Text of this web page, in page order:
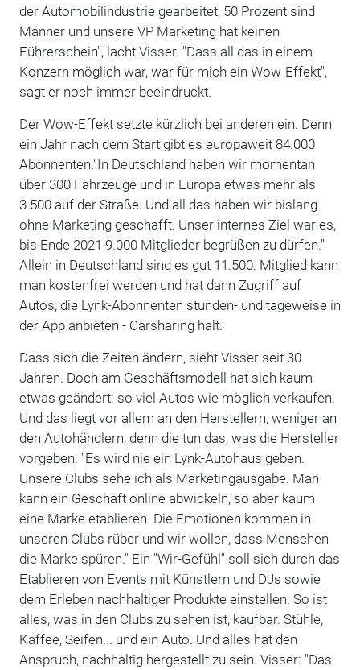
der Automobilindustrie gearbeitet, 50 Prozent sind
Männer und unsere VP Marketing hat keinen
Führerschein", lacht Visser. "Dass all das in einem
Konzern möglich war, war für mich ein Wow-Effekt",
sagt er noch immer beeindruckt.
Der Wow-Effekt setzte kürzlich bei anderen ein. Denn
ein Jahr nach dem Start gibt es europaweit 84.000
Abonnenten."In Deutschland haben wir momentan
über 300 Fahrzeuge und in Europa etwas mehr als
3.500 auf der Straße. Und all das haben wir bislang
ohne Marketing geschafft. Unser internes Ziel war es,
bis Ende 2021 9.000 Mitglieder begrüßen zu dürfen."
Allein in Deutschland sind es gut 11.500. Mitglied kann
man kostenfrei werden und hat dann Zugriff auf
Autos, die Lynk-Abonnenten stunden- und tageweise in
der App anbieten - Carsharing halt.
Dass sich die Zeiten ändern, sieht Visser seit 30
Jahren. Doch am Geschäftsmodell hat sich kaum
etwas geändert: so viel Autos wie möglich verkaufen.
Und das liegt vor allem an den Herstellern, weniger an
den Autohändlern, denn die tun das, was die Hersteller
vorgeben. "Es wird nie ein Lynk-Autohaus geben.
Unsere Clubs sehe ich als Marketingausgabe. Man
kann ein Geschäft online abwickeln, so aber kaum
eine Marke etablieren. Die Emotionen kommen in
unseren Clubs rüber und wir wollen, dass Menschen
die Marke spüren." Ein "Wir-Gefühl" soll sich durch das
Etablieren von Events mit Künstlern und DJs sowie
dem Erleben nachhaltiger Produkte einstellen. So ist
alles, was in den Clubs zu sehen ist, kaufbar. Stühle,
Kaffee, Seifen... und ein Auto. Und alles hat den
Anspruch, nachhaltig hergestellt zu sein. Visser: "Das